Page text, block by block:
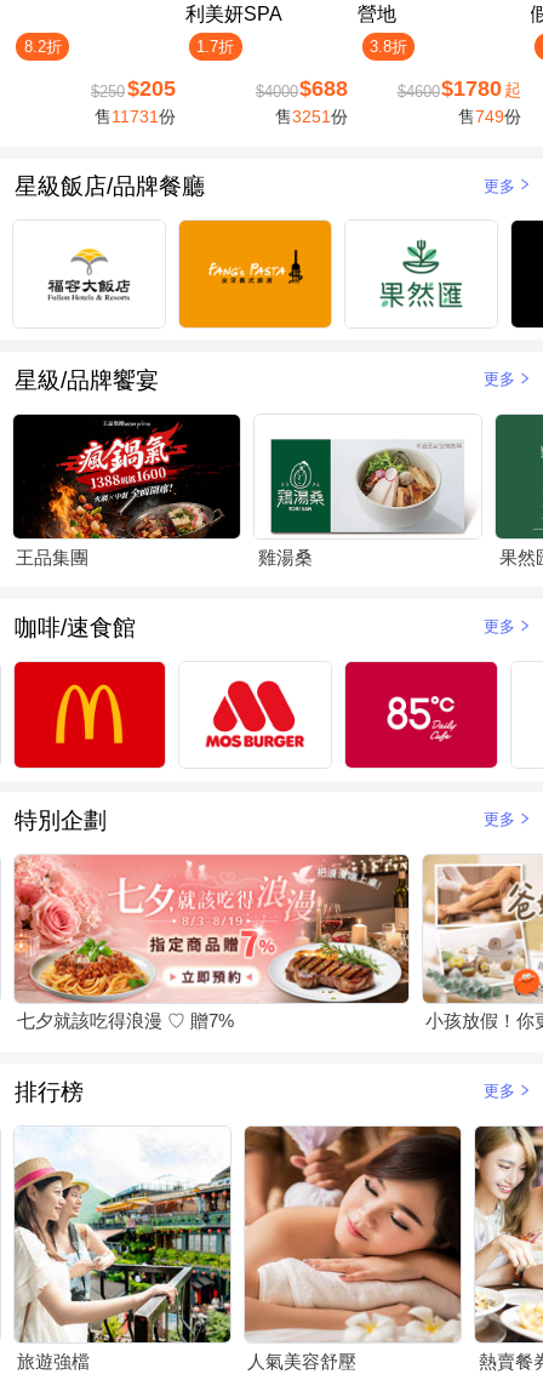
8.2折
$250$205
售11731份
利美妍SPA
1.7折
$4000$688
售3251份
營地
3.8折
$4600$1780 起
售749份
星級飯店/品牌餐廳 更多
星級/品牌饗宴 更多
王品集團 雞湯桑 果然
咖啡/速食館 更多
特別企劃 更多
七夕就該吃得浪漫 ♡ 贈7% 小孩放假！你
排行榜 更多
旅遊強檔
人氣美容舒壓
熱賣餐